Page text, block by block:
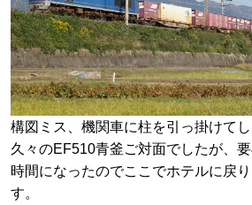
構図ミス、機関車に柱を引っ掛けてし
久々のEF510青釜ご対面でしたが、要
時間になったのでここでホテルに戻
す。